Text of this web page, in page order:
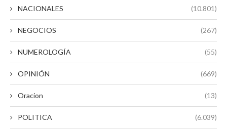
NACIONALES (10.801)
NEGOCIOS (267)
NUMEROLOGÍA (55)
OPINIÓN (669)
Oracion (13)
POLITICA (6.039)